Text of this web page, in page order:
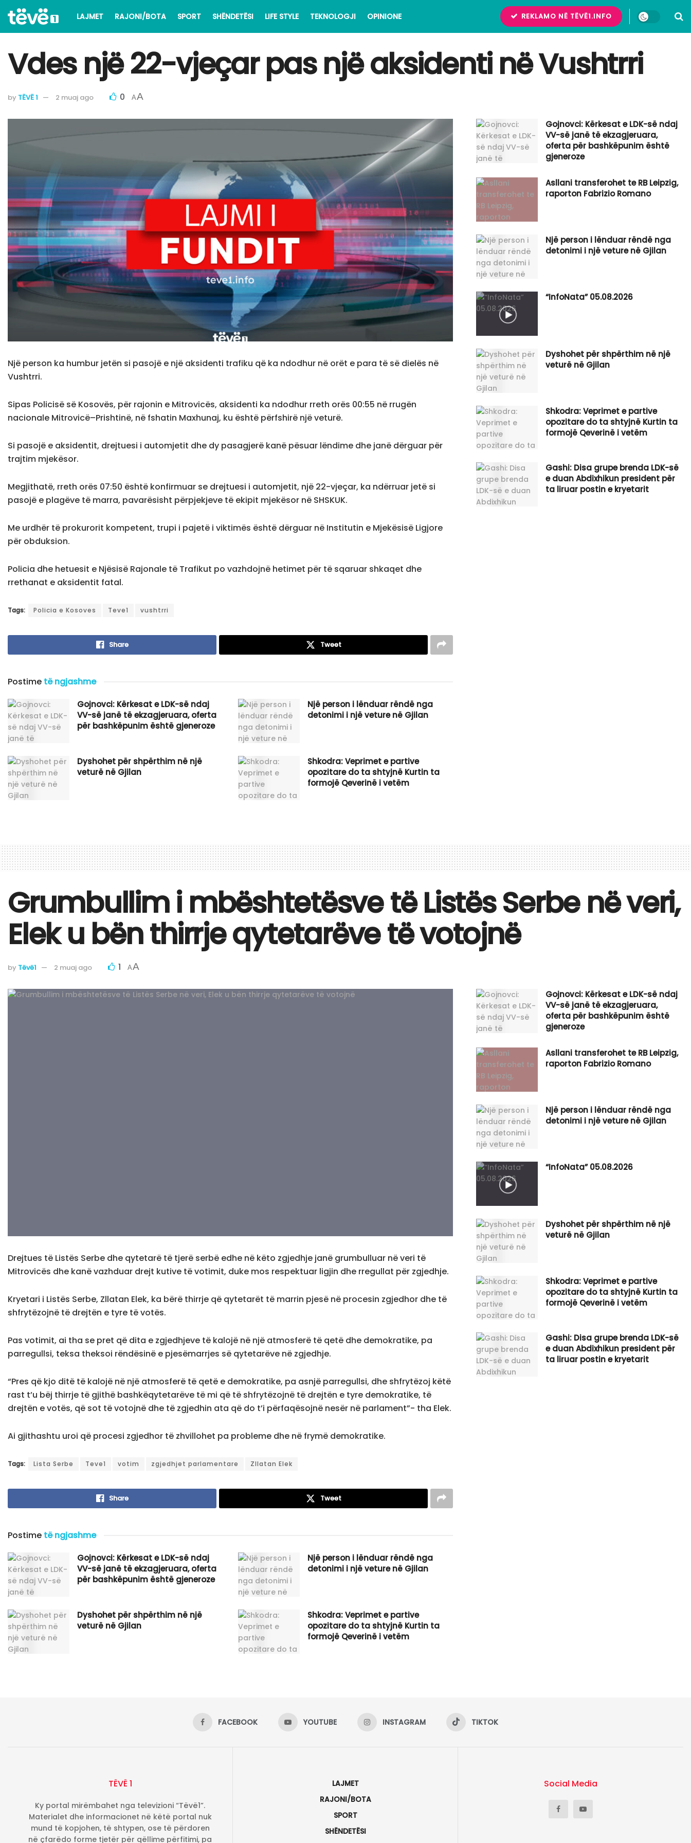
LAJMET RAJONI/BOTA SPORT SHËNDETËSI LIFE STYLE TEKNOLOGJI OPINIONE REKLAMO NË TËVË1.INFO
Vdes një 22-vjeçar pas një aksidenti në Vushtrri
by TËVË 1 2 muaj ago 0 AA
Një person ka humbur jetën si pasojë e një aksidenti trafiku që ka ndodhur në orët e para të së dielës në
Vushtrri.
Sipas Policisë së Kosovës, për rajonin e Mitrovicës, aksidenti ka ndodhur rreth orës 00:55 në rrugën
nacionale Mitrovicë–Prishtinë, në fshatin Maxhunaj, ku është përfshirë një veturë.
Si pasojë e aksidentit, drejtuesi i automjetit dhe dy pasagjerë kanë pësuar lëndime dhe janë dërguar për
trajtim mjekësor.
Megjithatë, rreth orës 07:50 është konfirmuar se drejtuesi i automjetit, një 22-vjeçar, ka ndërruar jetë si
pasojë e plagëve të marra, pavarësisht përpjekjeve të ekipit mjekësor në SHSKUK.
Me urdhër të prokurorit kompetent, trupi i pajetë i viktimës është dërguar në Institutin e Mjekësisë Ligjore
për obduksion.
Policia dhe hetuesit e Njësisë Rajonale të Trafikut po vazhdojnë hetimet për të sqaruar shkaqet dhe
rrethanat e aksidentit fatal.
Tags: Policia e Kosoves Teve1 vushtrri
Share Tweet
Postime të ngjashme
Gojnovci: Kërkesat e LDK-së ndaj
VV-së janë të ekzagjeruara, oferta
për bashkëpunim është gjeneroze
Një person i lënduar rëndë nga
detonimi i një veture në Gjilan
Dyshohet për shpërthim në një
veturë në Gjilan
Shkodra: Veprimet e partive
opozitare do ta shtyjnë Kurtin ta
formojë Qeverinë i vetëm
Gojnovci: Kërkesat e LDK-së ndaj
VV-së janë të ekzagjeruara,
oferta për bashkëpunim është
gjeneroze
Asllani transferohet te RB Leipzig,
raporton Fabrizio Romano
Një person i lënduar rëndë nga
detonimi i një veture në Gjilan
“InfoNata” 05.08.2026
Dyshohet për shpërthim në një
veturë në Gjilan
Shkodra: Veprimet e partive
opozitare do ta shtyjnë Kurtin ta
formojë Qeverinë i vetëm
Gashi: Disa grupe brenda LDK-së
e duan Abdixhikun president për
ta liruar postin e kryetarit
Grumbullim i mbështetësve të Listës Serbe në veri,
Elek u bën thirrje qytetarëve të votojnë
by Tëvë1 2 muaj ago 1 AA
Drejtues të Listës Serbe dhe qytetarë të tjerë serbë edhe në këto zgjedhje janë grumbulluar në veri të
Mitrovicës dhe kanë vazhduar drejt kutive të votimit, duke mos respektuar ligjin dhe rregullat për zgjedhje.
Kryetari i Listës Serbe, Zllatan Elek, ka bërë thirrje që qytetarët të marrin pjesë në procesin zgjedhor dhe të
shfrytëzojnë të drejtën e tyre të votës.
Pas votimit, ai tha se pret që dita e zgjedhjeve të kalojë në një atmosferë të qetë dhe demokratike, pa
parregullsi, teksa theksoi rëndësinë e pjesëmarrjes së qytetarëve në zgjedhje.
“Pres që kjo ditë të kalojë në një atmosferë të qetë e demokratike, pa asnjë parregullsi, dhe shfrytëzoj këtë
rast t’u bëj thirrje të gjithë bashkëqytetarëve të mi që të shfrytëzojnë të drejtën e tyre demokratike, të
drejtën e votës, që sot të votojnë dhe të zgjedhin ata që do t’i përfaqësojnë nesër në parlament”- tha Elek.
Ai gjithashtu uroi që procesi zgjedhor të zhvillohet pa probleme dhe në frymë demokratike.
Tags: Lista Serbe Teve1 votim zgjedhjet parlamentare Zllatan Elek
Share Tweet
Postime të ngjashme
Gojnovci: Kërkesat e LDK-së ndaj
VV-së janë të ekzagjeruara, oferta
për bashkëpunim është gjeneroze
Një person i lënduar rëndë nga
detonimi i një veture në Gjilan
Dyshohet për shpërthim në një
veturë në Gjilan
Shkodra: Veprimet e partive
opozitare do ta shtyjnë Kurtin ta
formojë Qeverinë i vetëm
Gojnovci: Kërkesat e LDK-së ndaj
VV-së janë të ekzagjeruara,
oferta për bashkëpunim është
gjeneroze
Asllani transferohet te RB Leipzig,
raporton Fabrizio Romano
Një person i lënduar rëndë nga
detonimi i një veture në Gjilan
“InfoNata” 05.08.2026
Dyshohet për shpërthim në një
veturë në Gjilan
Shkodra: Veprimet e partive
opozitare do ta shtyjnë Kurtin ta
formojë Qeverinë i vetëm
Gashi: Disa grupe brenda LDK-së
e duan Abdixhikun president për
ta liruar postin e kryetarit
FACEBOOK YOUTUBE INSTAGRAM TIKTOK
TËVË 1
Ky portal mirëmbahet nga televizioni “Tëvë1”.
Materialet dhe informacionet në këtë portal nuk
mund të kopjohen, të shtypen, ose të përdoren
në çfarëdo forme tjetër për qëllime përfitimi, pa
LAJMET
RAJONI/BOTA
SPORT
SHËNDETËSI
Social Media